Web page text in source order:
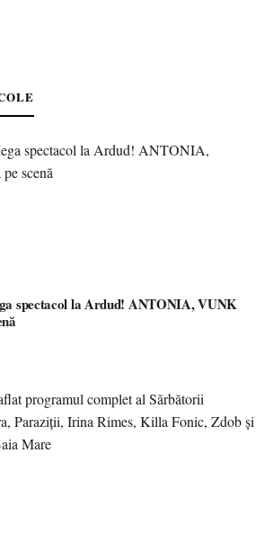
spectacol la Ardud! ANTONIA, VUNK